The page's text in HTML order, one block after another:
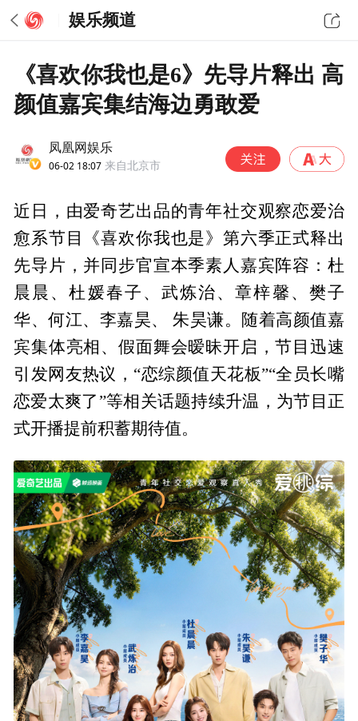
娱乐频道
《喜欢你我也是6》先导片释出 高
颜值嘉宾集结海边勇敢爱
凤凰网娱乐
06-02 18:07 来自北京市
近日，由爱奇艺出品的青年社交观察恋爱治
愈系节目《喜欢你我也是》第六季正式释出
先导片，并同步官宣本季素人嘉宾阵容：杜
晨晨、杜媛春子、武炼治、章梓馨、樊子
华、何江、李嘉昊、 朱昊谦。随着高颜值嘉
宾集体亮相、假面舞会暧昧开启，节目迅速
引发网友热议，“恋综颜值天花板”“全员长嘴
恋爱太爽了”等相关话题持续升温，为节目正
式开播提前积蓄期待值。